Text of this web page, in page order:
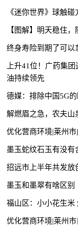
《迷你世界》球触
【图解】明天稳住
终身寿险到期了可以
上升41位！广药集
油持续领先
德媒：排除中国5G
解燃眉之急，农夫山
优化营商环境|莱州
墨玉蛇纹石玉有没有
招远市上半年共发放
墨玉和墨翠有啥区别
福山区：小小花生米
优化营商环境|莱州